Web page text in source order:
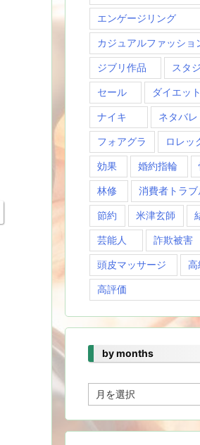
エンゲージリング
カジュアルファッショ
ジブリ作品 スタ
セール ダイエット
ナイキ ネタバレ
フォアグラ ロレッ
効果 婚約指輪
林修 消費者トラブ
節約 米津玄師
芸能人 詐欺被害
頭皮マッサージ 高
高評価
by months
by
months